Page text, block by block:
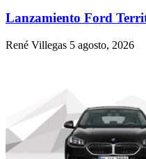
Lanzamiento Ford
René Villegas 5 agosto, 2026